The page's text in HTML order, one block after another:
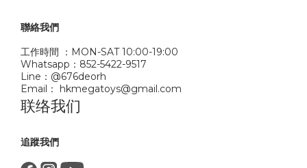
聯絡我們
工作時間 ：MON-SAT 10:00-19:00
Whatsapp：852-5422-9517
Line：@676deorh
Email： hkmegatoys@gmail.com
联络我们
追蹤我們